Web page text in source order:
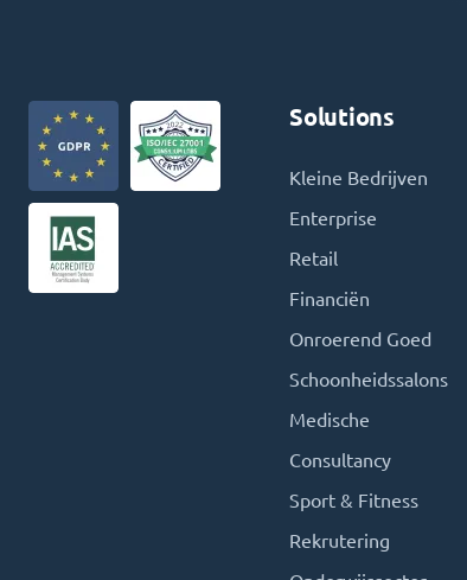
Solutions
Kleine Bedrijven
Enterprise
Retail
Financiën
Onroerend Goed
Schoonheidssalons
Medische
Consultancy
Sport & Fitness
Rekrutering